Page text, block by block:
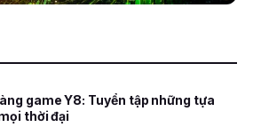
game Y8: Tuyển tập những tựa
thời đại